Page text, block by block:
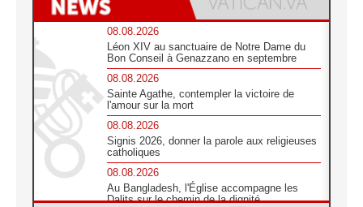
08.08.2026
Léon XIV au sanctuaire de Notre Dame du
Bon Conseil à Genazzano en septembre
08.08.2026
Sainte Agathe, contempler la victoire de
l'amour sur la mort
08.08.2026
Signis 2026, donner la parole aux religieuses
catholiques
08.08.2026
Au Bangladesh, l'Église accompagne les
Dalits sur le chemin de la dignité